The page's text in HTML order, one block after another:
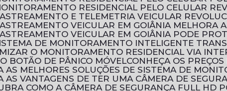
RESIDENCIAL PELO CELULAR
E TELEMETRIA VEICULAR
VEICULAR EM GOIÂNIA MELHORA
VEICULAR EM GOIÂNIA PODE
DE MONITORAMENTO INTELIGENTE
O MONITORAMENTO RESIDENCIAL VIA
O BOTÃO DE PÂNICO MÓVEL CONHEÇA OS
AS MELHORES SOLUÇÕES DE SISTEMA DE
AS VANTAGENS DE TER UMA CÂMERA DE